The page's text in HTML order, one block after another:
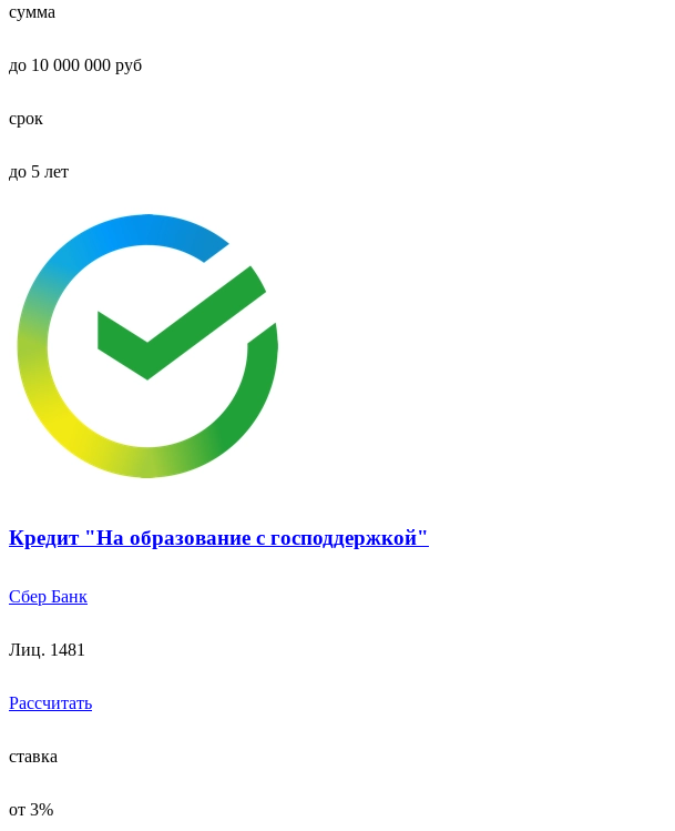
сумма
до 10 000 000 руб
срок
до 5 лет
Кредит "На образование с господдержкой"
Сбер Банк
Лиц. 1481
Рассчитать
ставка
от 3%